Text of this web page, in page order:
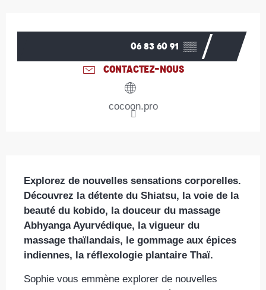
06 83 60 91 ▒▒
CONTACTEZ-NOUS
cocoon.pro
Explorez de nouvelles sensations corporelles.
Découvrez la détente du Shiatsu, la voie de la
beauté du kobido, la douceur du massage
Abhyanga Ayurvédique, la vigueur du
massage thaïlandais, le gommage aux épices
indiennes, la réflexologie plantaire Thaï.
Sophie vous emmène explorer de nouvelles